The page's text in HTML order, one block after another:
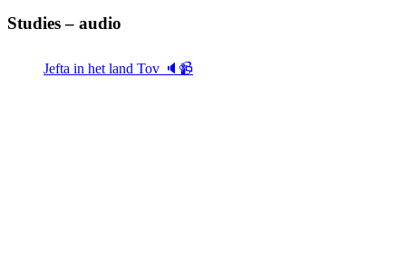
Studies – audio
Jefta in het land Tov 🔈📹